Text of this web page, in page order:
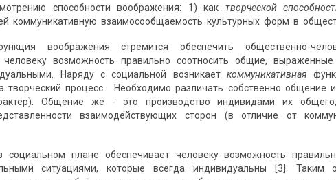
способности воображения: 1) как творческой
коммуникативную взаимосообщаемость культурных форм в
воображения стремится обеспечить общественно-
человеку возможность правильно соотносить общие,
Наряду с социальной возникаеткоммуникативная
творческий процесс. Необходимо различать собственно
Общение же - это производство индивидами их
взаимодействующих сторон (в отличие от
социальном плане обеспечивает человеку возможность
ситуациями, которые всегда индивидуальны [3]. Таким